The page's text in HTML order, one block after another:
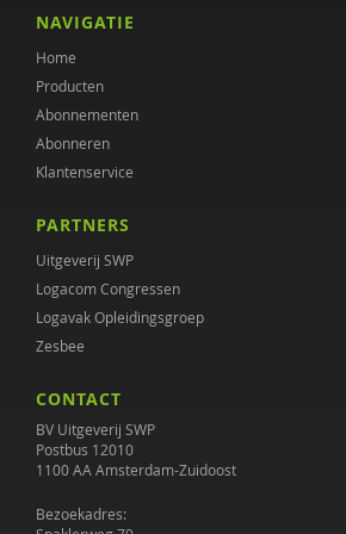
Malou Mac Gillavry
Tessa Magnée
Rosalie Metze
Jasper Nuijen
Projectgroep Plan van aanpak
aandoeningen
Diana Roeg
Lonneke Schuringa
Veerle Schutjens
Samantha Spiering
NAVIGATIE
Home
Producten
Abonnementen
Abonneren
Klantenservice
PARTNERS
Uitgeverij SWP
Logacom Congressen
Logavak Opleidingsgroep
Zesbee
CONTACT
BV Uitgeverij SWP
Postbus 12010
1100 AA Amsterdam-Zuidoost
Bezoekadres: